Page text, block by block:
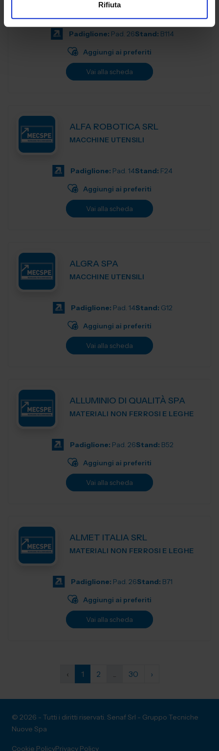
Rifiuta
MATERIALI NON FERROSI E LEGHE
Padiglione: Pad. 26Stand: B114
Aggiungi ai preferiti
Vai alla scheda
ALFA ROBOTICA SRL
MACCHINE UTENSILI
Padiglione: Pad. 14Stand: F24
Aggiungi ai preferiti
Vai alla scheda
ALGRA SPA
MACCHINE UTENSILI
Padiglione: Pad. 14Stand: G12
Aggiungi ai preferiti
Vai alla scheda
ALLUMINIO DI QUALITÀ SPA
MATERIALI NON FERROSI E LEGHE
Padiglione: Pad. 26Stand: B52
Aggiungi ai preferiti
Vai alla scheda
ALMET ITALIA SRL
MATERIALI NON FERROSI E LEGHE
Padiglione: Pad. 26Stand: B71
Aggiungi ai preferiti
Vai alla scheda
‹ 1 2 ... 30 ›
© 2026 - Tutti i diritti riservati. Senaf Srl - Gruppo Tecniche
Nuove Spa
Cookie PolicyPrivacy Policy